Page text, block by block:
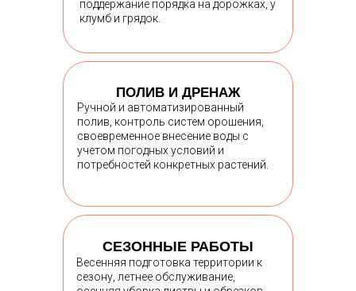
СЕЗОННЫЕ РАБОТЫ
Весенняя подготовка территории к
сезону, летнее обслуживание,
поддержание порядка на дорожках, у
клумб и грядок.
ПОЛИВ И ДРЕНАЖ
Ручной и автоматизированный
полив, контроль систем орошения,
своевременное внесение воды с
учетом погодных условий и
потребностей конкретных растений.